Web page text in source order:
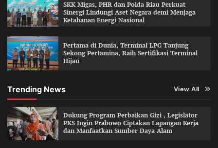
SKK Migas, PHR dan Polda Riau Perkuat
Sinergi Lindungi Aset Negara demi Menjaga
Ketahanan Energi Nasional
Pertama di Dunia, Terminal LPG Tanjung
Sekong Pertamina, Raih Sertifikasi Terminal
Hijau
Trending News View All
Dukung Program Perbaikan Gizi , Legislator
PKS Ingin Prabowo Ciptakan Lapangan Kerja
dan Manfaatkan Sumber Daya Alam